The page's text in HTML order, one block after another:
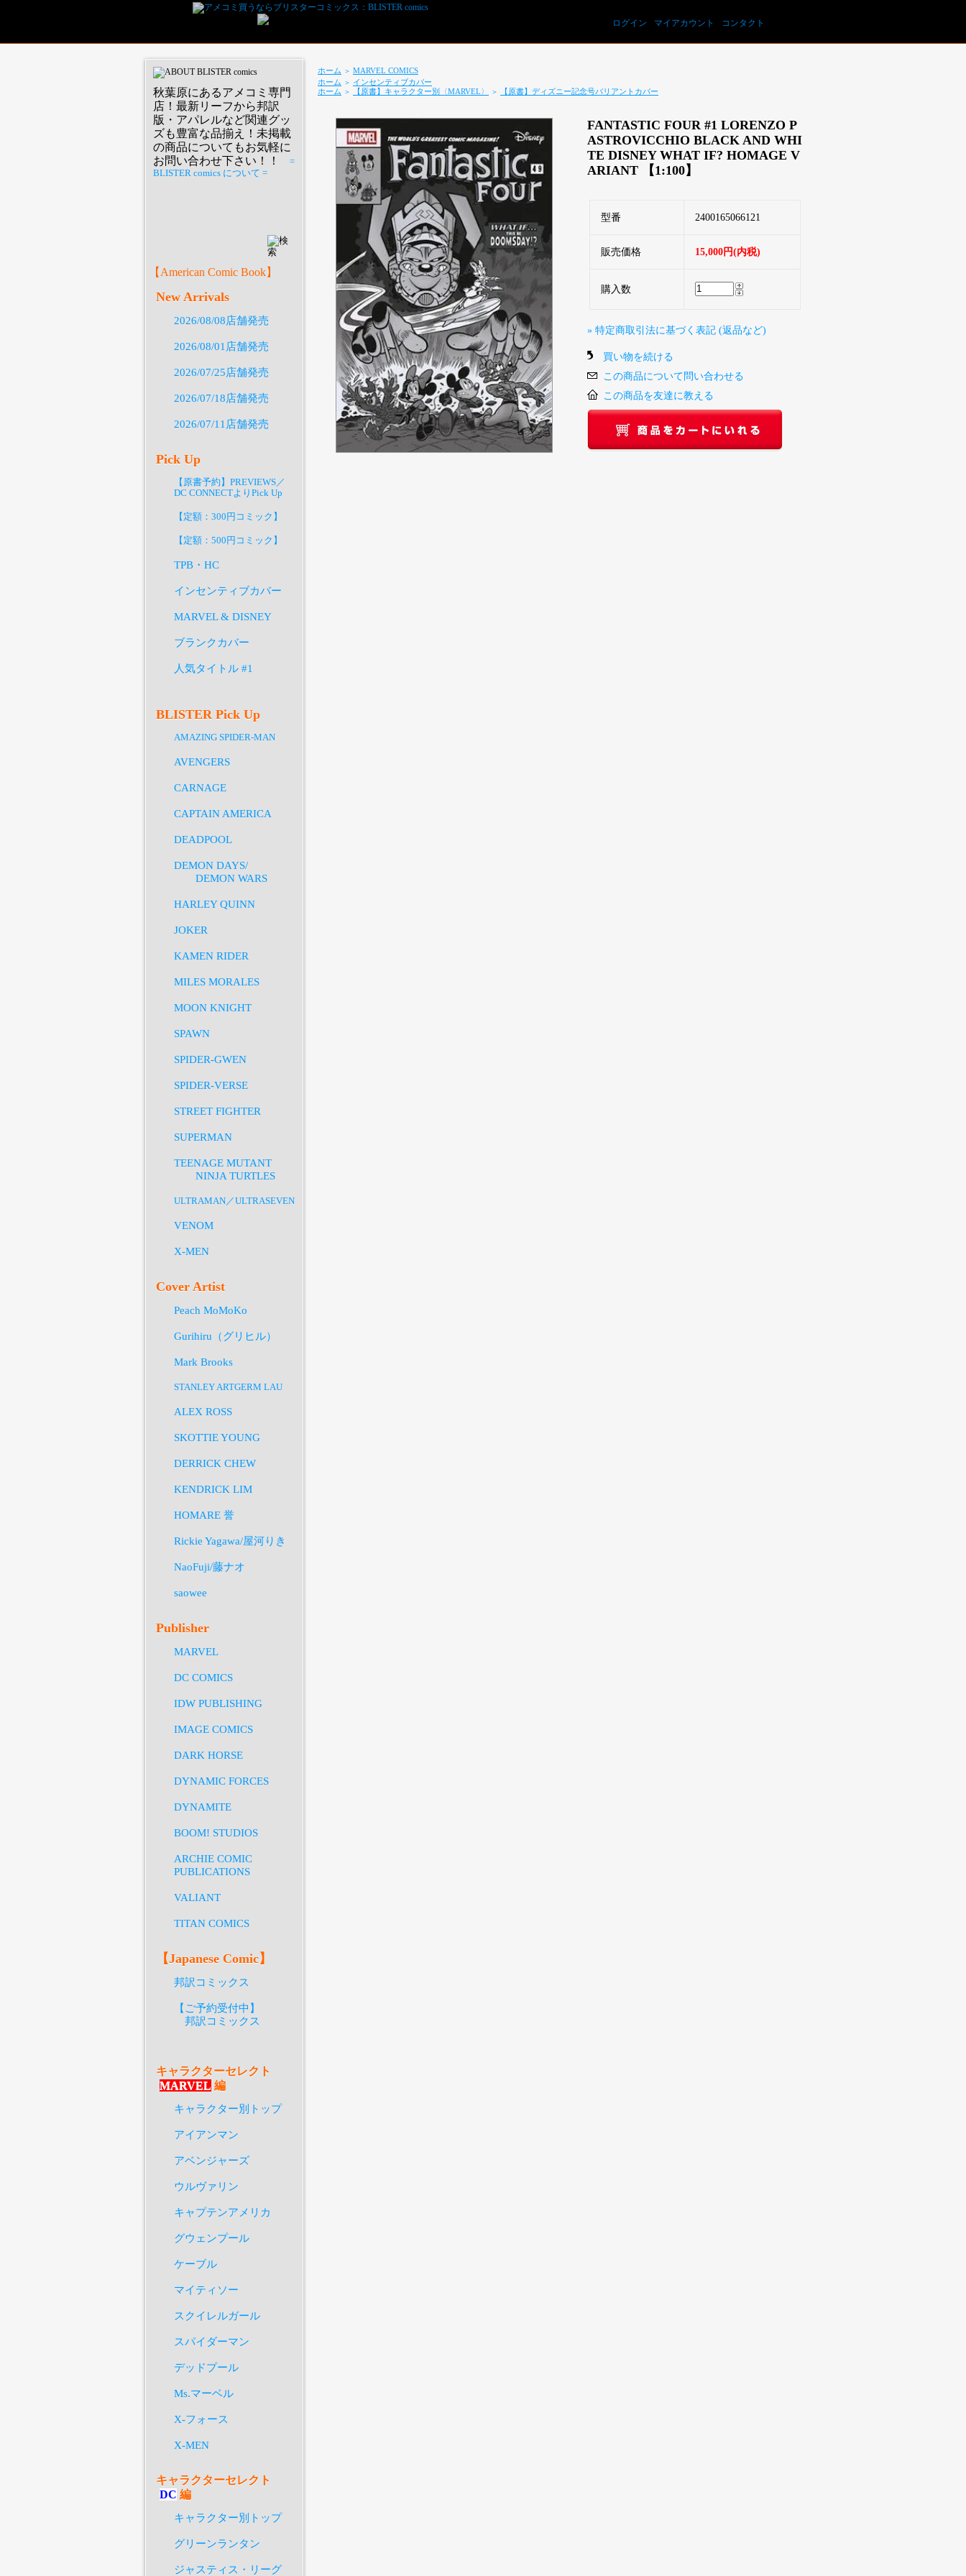
ログイン マイアカウント コンタクト
ホーム ＞ MARVEL COMICS
ホーム ＞ インセンティブカバー
ホーム ＞ 【原書】キャラクター別〈MARVEL〉 ＞ 【原書】ディズニー記念号バリアントカバー
FANTASTIC FOUR #1 LORENZO P
ASTROVICCHIO BLACK AND WHI
TE DISNEY WHAT IF? HOMAGE V
ARIANT 【1:100】
型番 2400165066121
販売価格 15,000円(内税)
購入数
» 特定商取引法に基づく表記 (返品など)
買い物を続ける
この商品について問い合わせる
この商品を友達に教える
秋葉原にあるアメコミ専門
店！最新リーフから邦訳
版・アパレルなど関連グッ
ズも豊富な品揃え！未掲載
の商品についてもお気軽に
お問い合わせ下さい！！
=
BLISTER comics について =
PREVIEWS予約オーダー用紙ダウンロード
【American Comic Book】
New Arrivals
2026/08/08店舗発売
2026/08/01店舗発売
2026/07/25店舗発売
2026/07/18店舗発売
2026/07/11店舗発売
Pick Up
【原書予約】PREVIEWS／
DC CONNECTよりPick Up
【定額：300円コミック】
【定額：500円コミック】
TPB・HC
インセンティブカバー
MARVEL & DISNEY
ブランクカバー
人気タイトル #1
BLISTER Pick Up
AMAZING SPIDER-MAN
AVENGERS
CARNAGE
CAPTAIN AMERICA
DEADPOOL
DEMON DAYS/
DEMON WARS
HARLEY QUINN
JOKER
KAMEN RIDER
MILES MORALES
MOON KNIGHT
SPAWN
SPIDER-GWEN
SPIDER-VERSE
STREET FIGHTER
SUPERMAN
TEENAGE MUTANT
NINJA TURTLES
ULTRAMAN／ULTRASEVEN
VENOM
X-MEN
Cover Artist
Peach MoMoKo
Gurihiru（グリヒル）
Mark Brooks
STANLEY ARTGERM LAU
ALEX ROSS
SKOTTIE YOUNG
DERRICK CHEW
KENDRICK LIM
HOMARE 誉
Rickie Yagawa/屋河りき
NaoFuji/藤ナオ
saowee
Publisher
MARVEL
DC COMICS
IDW PUBLISHING
IMAGE COMICS
DARK HORSE
DYNAMIC FORCES
DYNAMITE
BOOM! STUDIOS
ARCHIE COMIC
PUBLICATIONS
VALIANT
TITAN COMICS
【Japanese Comic】
邦訳コミックス
【ご予約受付中】
邦訳コミックス
キャラクターセレクト
MARVEL 編
キャラクター別トップ
アイアンマン
アベンジャーズ
ウルヴァリン
キャプテンアメリカ
グウェンプール
ケーブル
マイティソー
スクイレルガール
スパイダーマン
デッドプール
Ms.マーベル
X-フォース
X-MEN
キャラクターセレクト
DC 編
キャラクター別トップ
グリーンランタン
ジャスティス・リーグ